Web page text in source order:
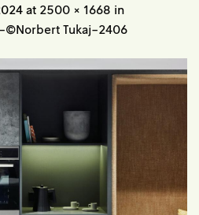
at 2500 × 1668 in
©Norbert Tukaj-2406